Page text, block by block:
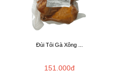
Đùi Tỏi Gà Xông ...
151.000đ